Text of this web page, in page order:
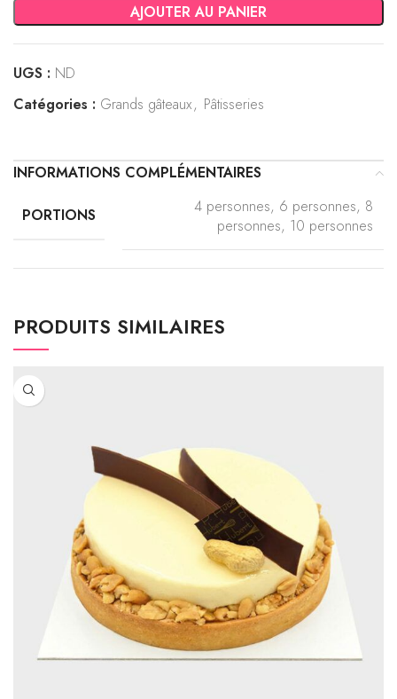
AJOUTER AU PANIER
UGS : ND
Catégories : Grands gâteaux, Pâtisseries
INFORMATIONS COMPLÉMENTAIRES
PORTIONS
4 personnes, 6 personnes, 8
personnes, 10 personnes
PRODUITS SIMILAIRES